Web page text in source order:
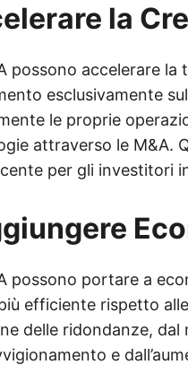
la
possono accelerare la
esclusivamente
le proprie
attraverso le M&A.
per gli investitori
possono portare a
efficiente rispetto
delle ridondanze,
e